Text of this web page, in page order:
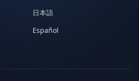
日本語
Español